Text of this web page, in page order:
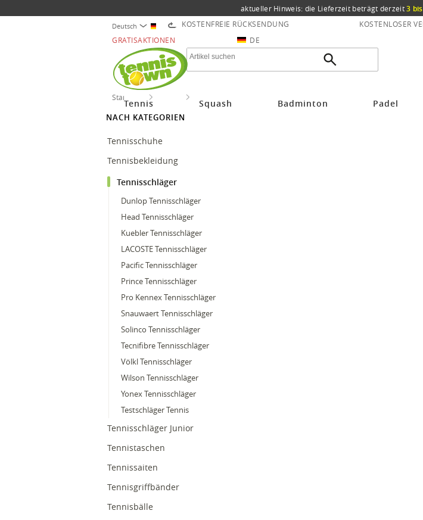
aktueller Hinweis: die Lieferzeit beträgt derzeit3
Deutsch KOSTENFREIE RÜCKSENDUNG KOSTENLOSER
GRATISAKTIONEN
DE
Tennis Squash Badminton Padel
Startseite
NACH KATEGORIEN
Tennisschuhe
Tennisbekleidung
Tennisschläger
Dunlop Tennisschläger
Head Tennisschläger
Kuebler Tennisschläger
LACOSTE Tennisschläger
Pacific Tennisschläger
Prince Tennisschläger
Pro Kennex Tennisschläger
Snauwaert Tennisschläger
Solinco Tennisschläger
Tecnifibre Tennisschläger
Völkl Tennisschläger
Wilson Tennisschläger
Yonex Tennisschläger
Testschläger Tennis
Tennisschläger Junior
Tennistaschen
Tennissaiten
Tennisgriffbänder
Tennisbälle